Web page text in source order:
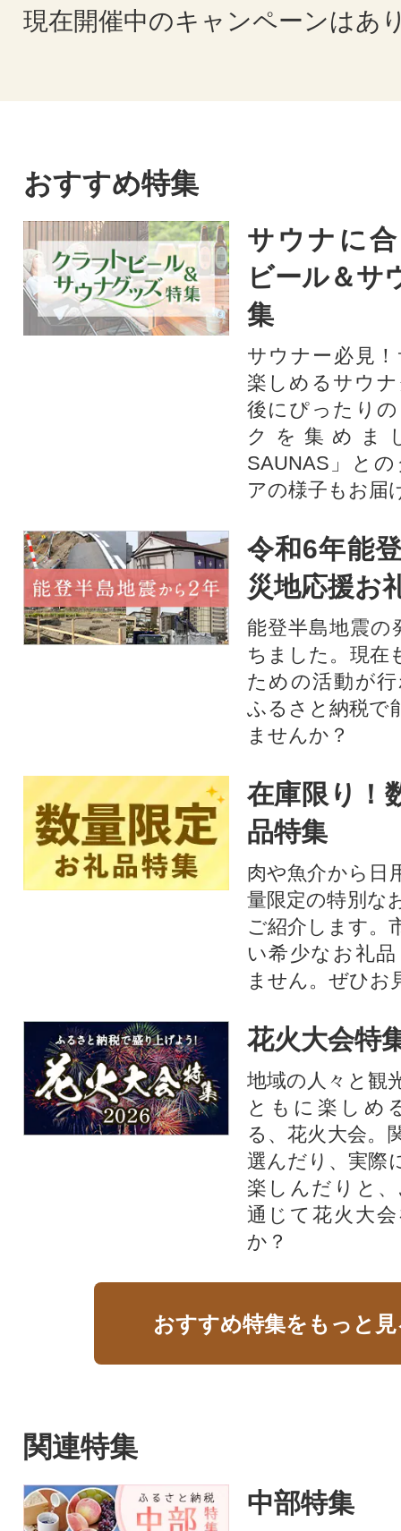
現在開催中のキャンペーンはあ
おすすめ特集
サウナに
ビール＆サ
集
サウナー必見
楽しめるサウ
後にぴったり
クを集めま
SAUNAS」と
アの様子もお届
令和6年能
災地応援お
能登半島地震の
ちました。現在
ための活動が
ふるさと納税で
ませんか？
在庫限り！
品特集
肉や魚介から日
量限定の特別な
ご紹介します。
い希少なお礼
ません。ぜひお
花火大会特
地域の人々と観
ともに楽しめ
る、花火大会。
選んだり、実際
楽しんだりと
通じて花火大
か？​
おすすめ特集をもっと
関連特集
中部特集